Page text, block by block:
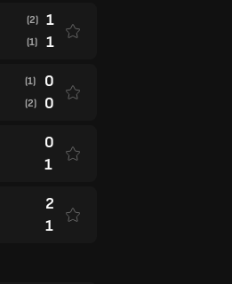
(2) 1
(1) 1
(1) 0
(2) 0
0
1
2
1